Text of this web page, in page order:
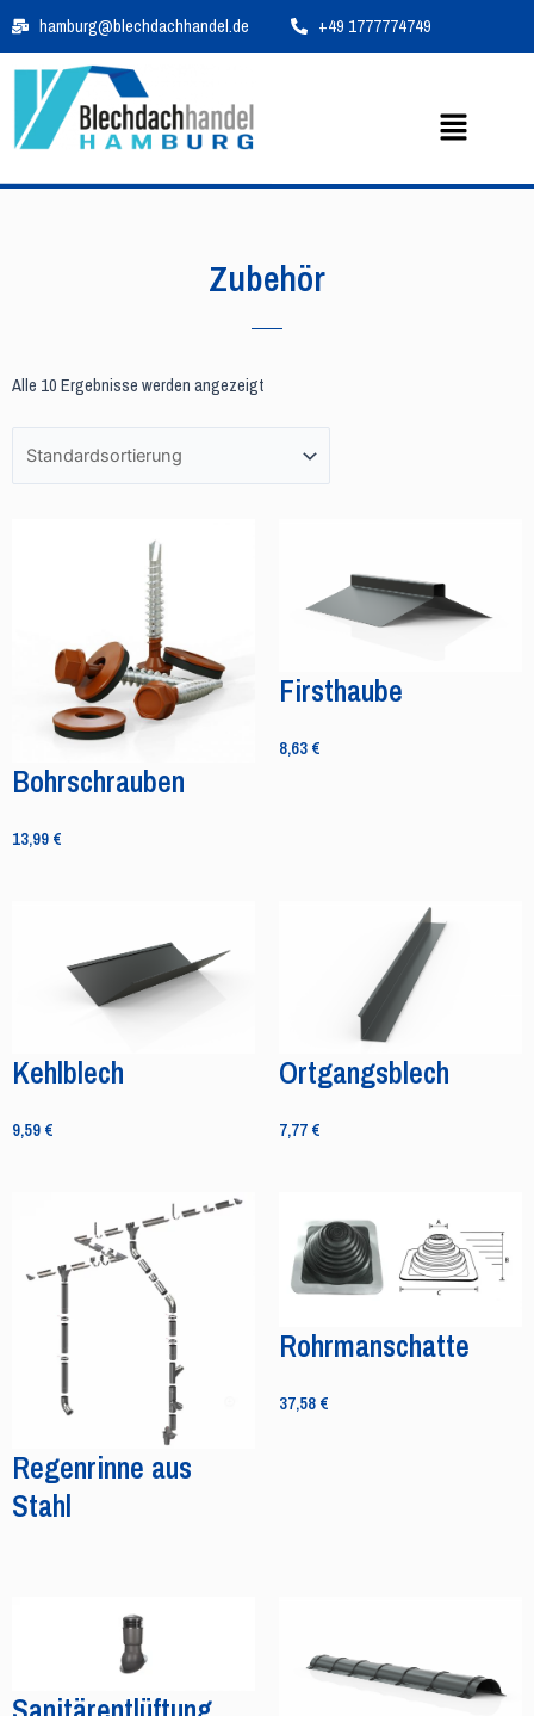
Zum
Inhalt
springen
hamburg@blechdachhandel.de +49 1777774749
Menü
Zubehör
Alle 10 Ergebnisse werden angezeigt
Bohrschrauben
13,99 €
Firsthaube
8,63 €
Kehlblech
9,59 €
Ortgangsblech
7,77 €
Regenrinne aus
Stahl
Rohrmanschatte
37,58 €